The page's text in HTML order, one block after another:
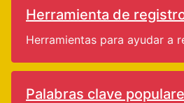
Herramienta de
Herramientas para ayudar a
Palabras clave